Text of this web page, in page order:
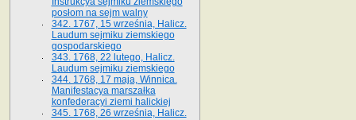
posłom na sejm walny
342. 1767, 15 września, Halicz.
Laudum sejmiku ziemskiego
gospodarskiego
343. 1768, 22 lutego, Halicz.
Laudum sejmiku ziemskiego
344. 1768, 17 maja, Winnica.
Manifestacya marszałka
konfederacyi ziemi halickiej
345. 1768, 26 września, Halicz.